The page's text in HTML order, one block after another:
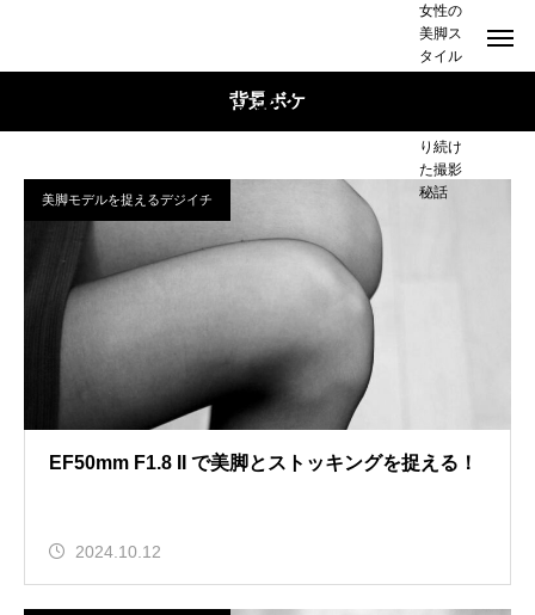
美脚ＯＬのストッキング事情
女性の
美脚ス
タイル
り続け
た撮影
秘話
背景ボケ
美脚モデルを捉えるデジイチ
EF50mm F1.8 II で美脚とストッキングを捉える！
2024.10.12